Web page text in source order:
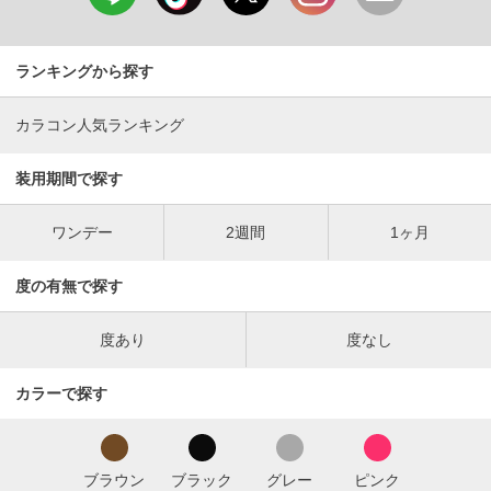
ランキングから探す
カラコン人気ランキング
装用期間で探す
ワンデー 2週間 1ヶ月
度の有無で探す
度あり 度なし
カラーで探す
ブラウン ブラック グレー ピンク